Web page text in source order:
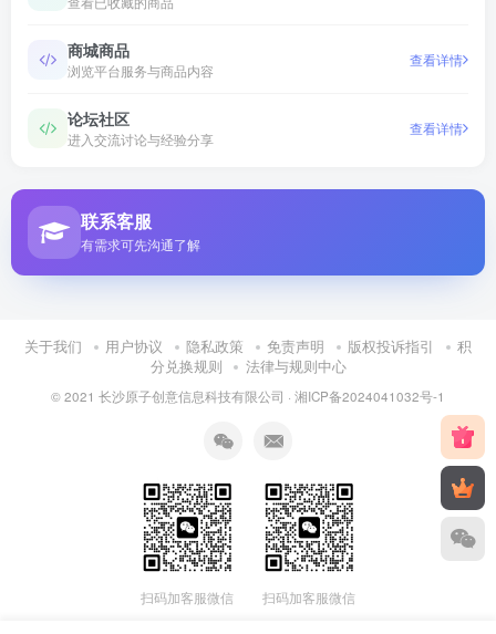
商城商品
浏览平台服务与商品内容
查看详情
论坛社区
进入交流讨论与经验分享
查看详情
联系客服
有需求可先沟通了解
关于我们 用户协议 隐私政策 免责声明 版权投诉指引
积
分兑换规则
法律与规则中心
© 2021 长沙原子创意信息科技有限公司 · 湘ICP备2024041032号-1
扫码加客服微信 扫码加客服微信